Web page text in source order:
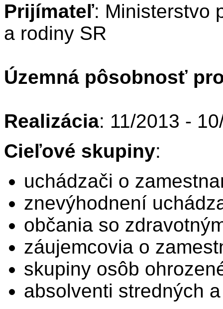
Prijímateľ: Ministerstvo
a rodiny SR
Územná pôsobnosť
Realizácia: 11/2013 -
Cieľové skupiny:
uchádzači o
znevýhodnení
občania so
záujemcovia o
skupiny osôb
absolventi stredných